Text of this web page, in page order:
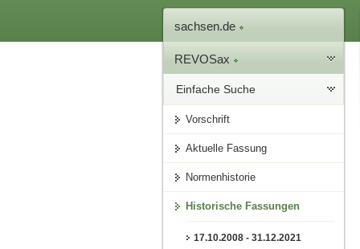
sachsen.de
REVOSax
Einfache Suche
Vorschrift
Aktuelle Fassung
Normenhistorie
Historische Fassungen
17.10.2008 - 31.12.2021